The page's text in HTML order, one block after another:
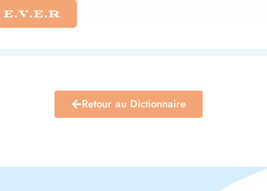
E.V.E.R
Retour au Dictionnaire